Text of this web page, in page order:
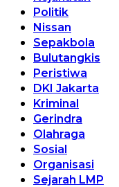
Politik
Nissan
Sepakbola
Bulutangkis
Peristiwa
DKI Jakarta
Kriminal
Gerindra
Olahraga
Sosial
Organisasi
Sejarah LMP